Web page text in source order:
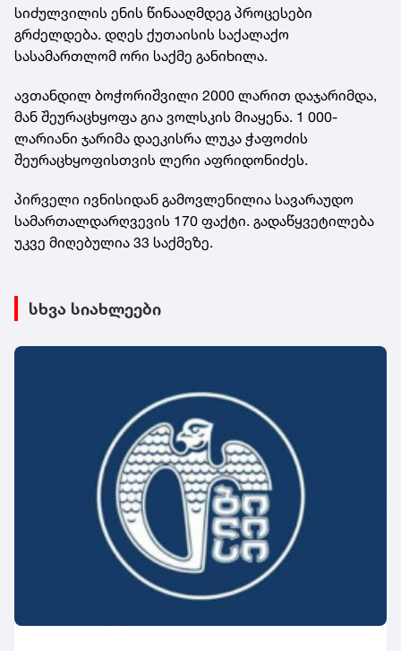
სიძულვილის ენის წინააღმდეგ პროცესები
გრძელდება. დღეს ქუთაისის საქალაქო
სასამართლომ ორი საქმე განიხილა.
ავთანდილ ბოჭორიშვილი 2000 ლარით დაჯარიმდა,
მან შეურაცხყოფა გია ვოლსკის მიაყენა. 1 000-
ლარიანი ჯარიმა დაეკისრა ლუკა ჭაფოძის
შეურაცხყოფისთვის ლერი აფრიდონიძეს.
პირველი ივნისიდან გამოვლენილია სავარაუდო
სამართალდარღვევის 170 ფაქტი. გადაწყვეტილება
უკვე მიღებულია 33 საქმეზე.
სხვა სიახლეები